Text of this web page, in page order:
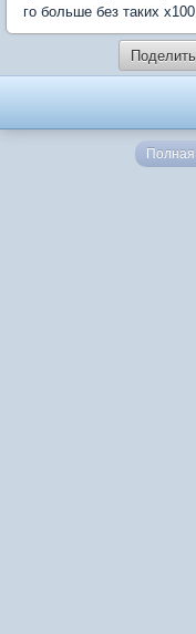
го больше без таких